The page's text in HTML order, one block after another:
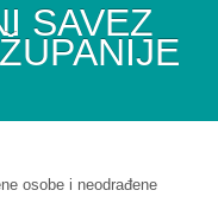
SAVEZ
osobe i neodrađene